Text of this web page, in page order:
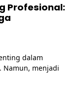
Profesional:
dalam
Namun, menjadi